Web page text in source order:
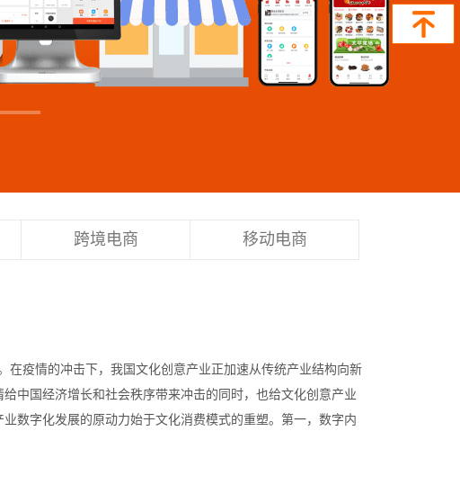
跨境电商 移动电商
疫情的冲击下，我国文化创意产业正加速从传统产业结构向新
中国经济增长和社会秩序带来冲击的同时，也给文化创意产业
数字化发展的原动力始于文化消费模式的重塑。第一，数字内